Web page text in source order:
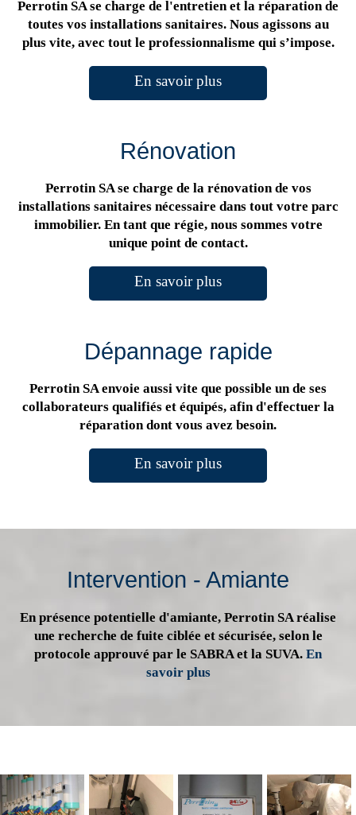
Perrotin SA se charge de l'entretien et la réparation de
toutes vos installations sanitaires. Nous agissons au
plus vite, avec tout le professionnalisme qui s’impose.
En savoir plus
Rénovation
Perrotin SA se charge de la rénovation de vos
installations sanitaires nécessaire dans tout votre parc
immobilier. En tant que régie, nous sommes votre
unique point de contact.
En savoir plus
Dépannage rapide
Perrotin SA envoie aussi vite que possible un de ses
collaborateurs qualifiés et équipés, afin d'effectuer la
réparation dont vous avez besoin.
En savoir plus
Intervention - Amiante
En présence potentielle d'amiante, Perrotin SA réalise
une recherche de fuite ciblée et sécurisée, selon le
protocole approuvé par le SABRA et la SUVA. En
savoir plus